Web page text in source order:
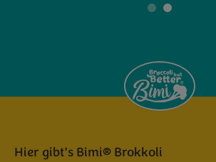
Hier gibt’s Bimi® Brokkoli